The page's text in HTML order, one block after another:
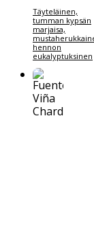
Täyteläinen,
tumman kypsän
marjaisa,
hennon
eukalyptuksinen